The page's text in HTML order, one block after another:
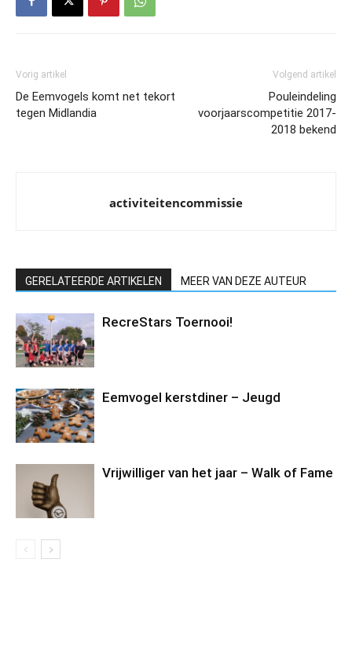
Vorig artikel
De Eemvogels komt net tekort
tegen Midlandia
Volgend artikel
Pouleindeling
voorjaarscompetitie 2017-
2018 bekend
activiteitencommissie
GERELATEERDE ARTIKELEN MEER VAN DEZE AUTEUR
RecreStars Toernooi!
Eemvogel kerstdiner – Jeugd
Vrijwilliger van het jaar – Walk of Fame